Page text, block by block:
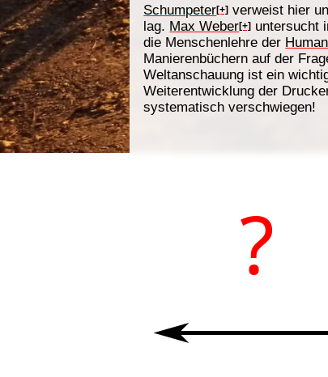
Schumpeter[+] verweist hier
lag. Max Weber[+] untersucht
die Menschenlehre der
Manierenbüchern auf der
Weltanschauung ist ein
Weiterentwicklung der
systematisch verschwiegen!